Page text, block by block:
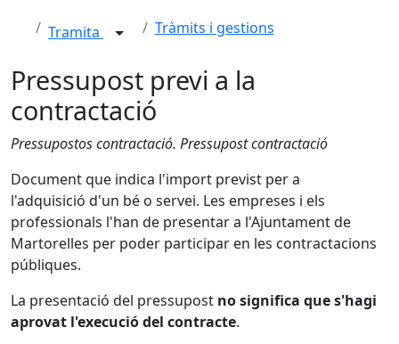
Tramita Tràmits i gestions
Pressupost previ a la
contractació
Pressupostos contractació. Pressupost contractació
Document que indica l'import previst per a
l'adquisició d'un bé o servei. Les empreses i els
professionals l'han de presentar a l'Ajuntament de
Martorelles per poder participar en les contractacions
públiques.
La presentació del pressupost no significa que s'hagi
aprovat l'execució del contracte.